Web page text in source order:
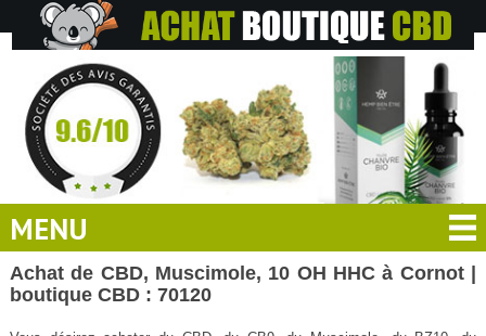
MENU
Achat de CBD, Muscimole, 10 OH HHC à Cornot |
boutique CBD : 70120